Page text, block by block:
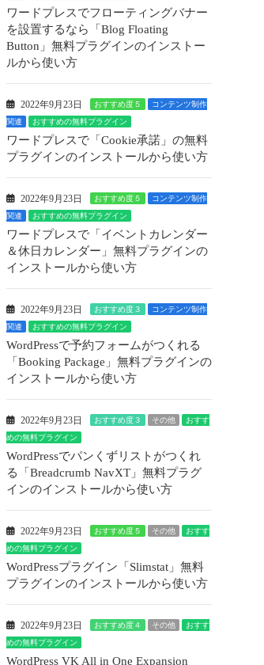
ワードプレスでフローティングバナー
を設置するなら「Blog Floating
Button」無料プラグインのインストー
ルから使い方
2022年9月23日 おすすめ度５
コンテンツ制作
関連
おすすめの無料プラグイン
ワードプレスで「Cookie承諾」の無料
プラグインのインストールから使い方
2022年9月23日 おすすめ度５
コンテンツ制作
関連
おすすめの無料プラグイン
ワードプレスで「イベントカレンダー
＆休日カレンダー」無料プラグインの
インストールから使い方
2022年9月23日 おすすめ度３
コンテンツ制作
関連
おすすめの無料プラグイン
WordPressで予約フォームがつくれる
「Booking Package」無料プラグインの
インストールから使い方
2022年9月23日 おすすめ度３ その他
おすす
めの無料プラグイン
WordPressでパンくずリストがつくれ
る「Breadcrumb NavXT」無料プラグ
インのインストールから使い方
2022年9月23日 おすすめ度５ その他
おすす
めの無料プラグイン
WordPressプラグイン「Slimstat」無料
プラグインのインストールから使い方
2022年9月23日 おすすめ度４ その他
おすす
めの無料プラグイン
WordPress VK All in One Expansion